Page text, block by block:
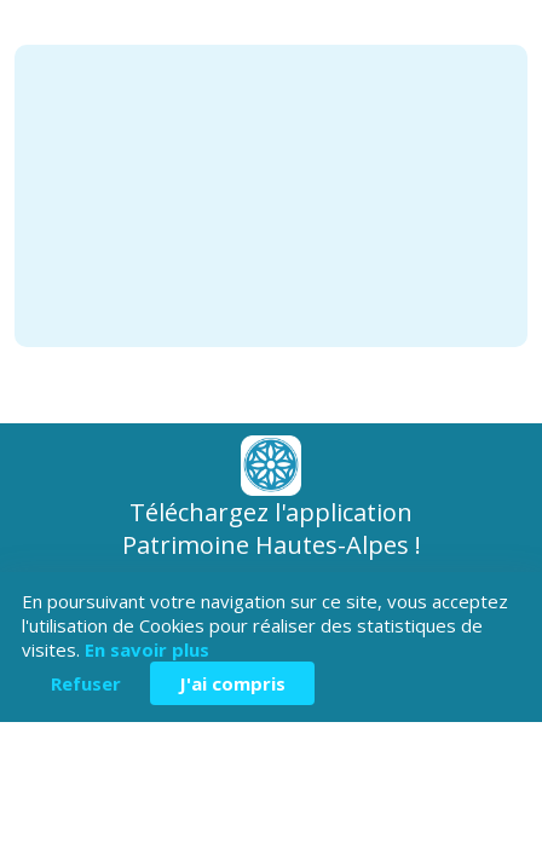
Téléchargez l'application
Patrimoine Hautes-Alpes !
En poursuivant votre navigation sur ce site, vous acceptez
l'utilisation de Cookies pour réaliser des statistiques de
visites. En savoir plus
Refuser
J'ai compris